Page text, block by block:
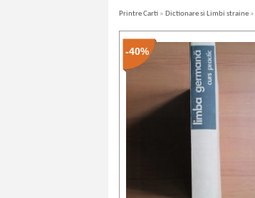
Printre Carti » Dictionare si Limbi straine »
-40%